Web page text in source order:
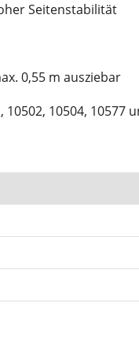
Seitenstabilität
0,55 m ausziebar
10504, 10577